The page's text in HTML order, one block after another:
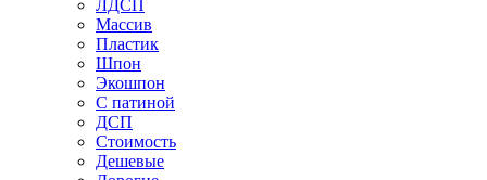
ЛДСП
Массив
Пластик
Шпон
Экошпон
С патиной
ДСП
Стоимость
Дешевые